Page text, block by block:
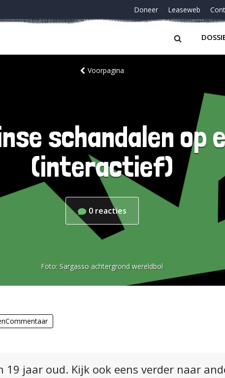
Doneer Leaseweb
Voorpagina
schandalen op
(interactief)
0 reacties
Foto: Sargasso achtergrond wereldbol
19 jaar oud. Kijk ook eens verder naar